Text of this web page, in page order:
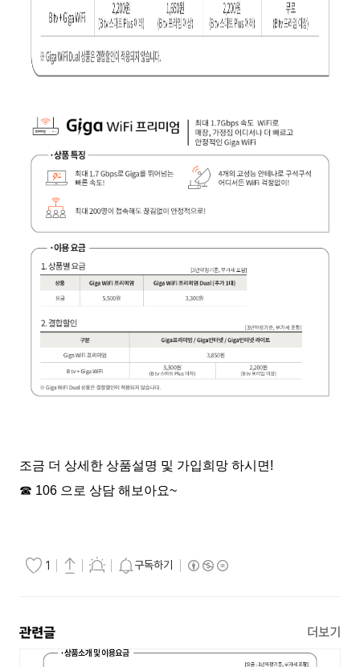
조금 더 상세한 상품설명 및 가입희망 하시면!
☎ 106 으로 상담 해보아요~
1 구독하기
관련글 더보기